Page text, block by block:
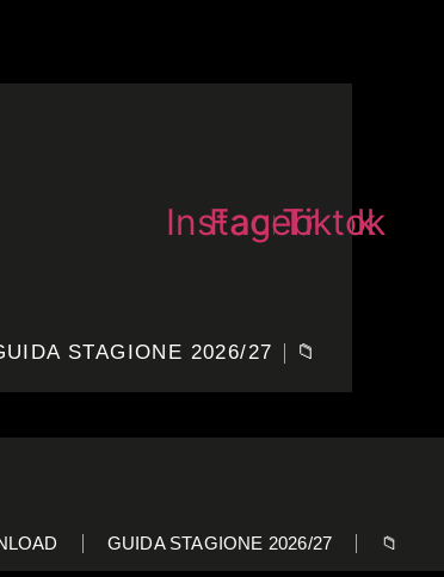
Instagram
Facebook
Tiktok
STAGIONE 2026/27 📁
GUIDA STAGIONE 2026/27 📁